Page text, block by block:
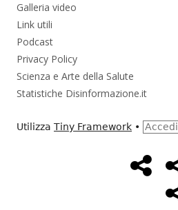
Galleria video
Link utili
Podcast
Privacy Policy
Scienza e Arte della Salute
Statistiche Disinformazione.it
Utilizza Tiny Framework • Accedi
MenùHome
Page